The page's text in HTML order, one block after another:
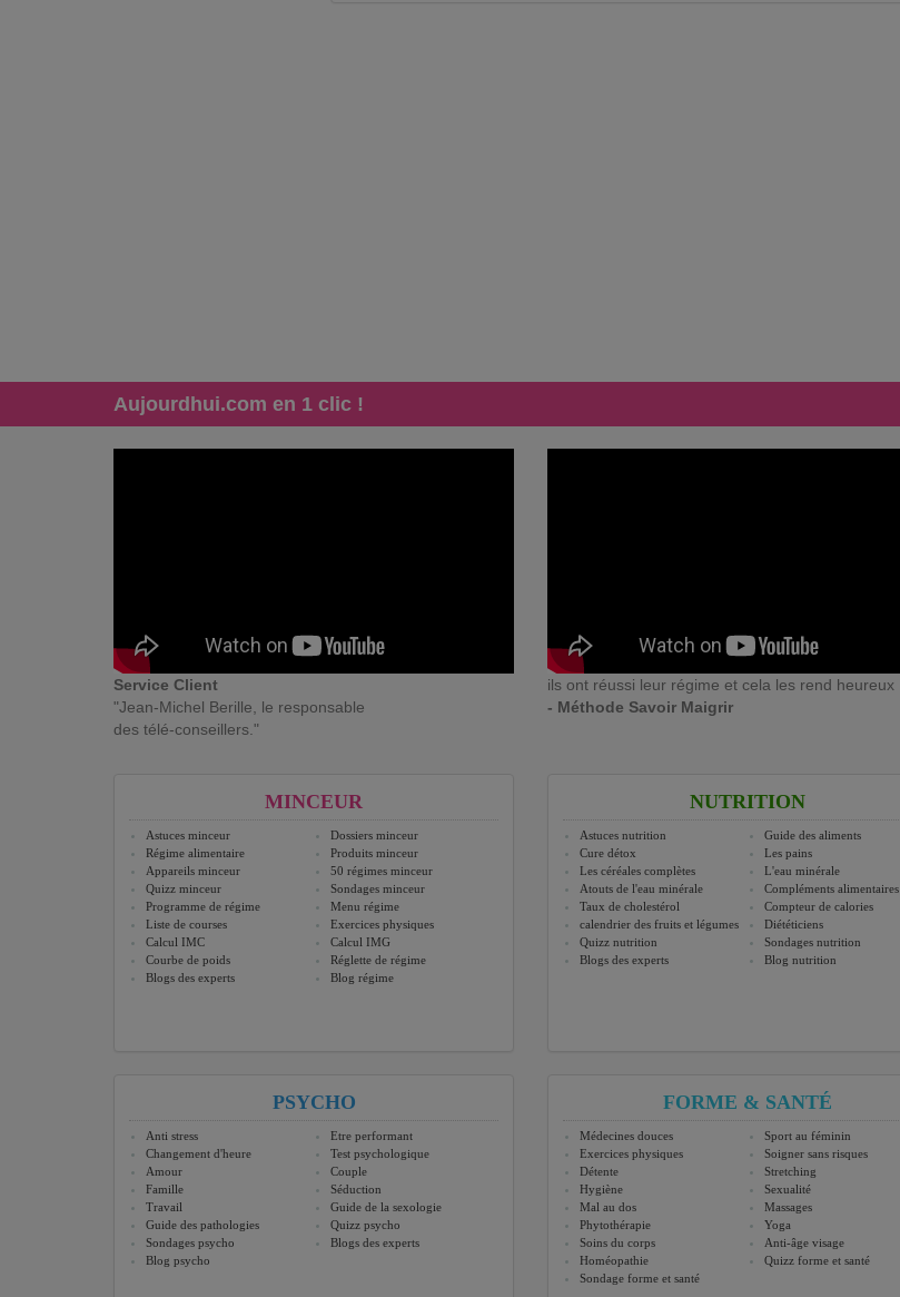
Aujourdhui.com en 1 clic !
Service Client
"Jean-Michel Berille, le responsable
des télé-conseillers."
ils ont réussi leur régime et cela les rend heureux
- Méthode Savoir Maigrir
MINCEUR
Astuces minceur
Dossiers minceur
Régime alimentaire
Produits minceur
Appareils minceur
50 régimes minceur
Quizz minceur
Sondages minceur
Programme de régime
Menu régime
Liste de courses
Exercices physiques
Calcul IMC
Calcul IMG
Courbe de poids
Réglette de régime
Blogs des experts
Blog régime
NUTRITION
Astuces nutrition
Guide des aliments
Cure détox
Les pains
Les céréales complètes
L'eau minérale
Atouts de l'eau minérale
Compléments alimentaires
Taux de cholestérol
Compteur de calories
calendrier des fruits et légumes
Diététiciens
Quizz nutrition
Sondages nutrition
Blogs des experts
Blog nutrition
PSYCHO
Anti stress
Etre performant
Changement d'heure
Test psychologique
Amour
Couple
Famille
Séduction
Travail
Guide de la sexologie
Guide des pathologies
Quizz psycho
Sondages psycho
Blogs des experts
Blog psycho
FORME & SANTÉ
Médecines douces
Sport au féminin
Exercices physiques
Soigner sans risques
Détente
Stretching
Hygiène
Sexualité
Mal au dos
Massages
Phytothérapie
Yoga
Soins du corps
Anti-âge visage
Homéopathie
Quizz forme et santé
Sondage forme et santé